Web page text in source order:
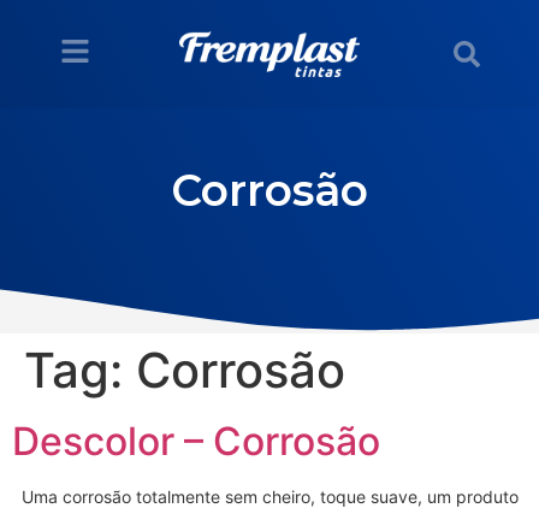
Corrosão
Tag: Corrosão
Descolor – Corrosão
Uma corrosão totalmente sem cheiro, toque suave, um produto